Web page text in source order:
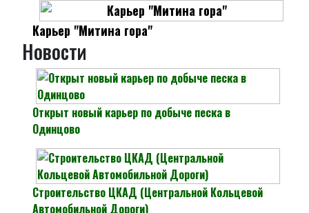
Карьер "Митина гора"
Новости
Открыт новый карьер по добыче песка в
Одинцово
Строительство ЦКАД (Центральной Кольцевой
Автомобильной Дороги)